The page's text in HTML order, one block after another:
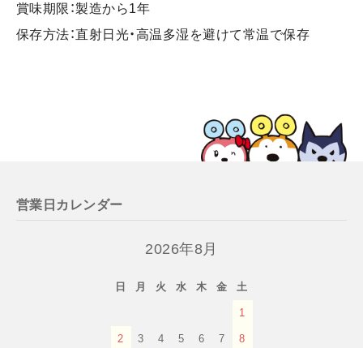
賞味期限：製造から1年
保存方法：直射日光・高温多湿を避けて常温で保存
営業日カレンダー
2026年8月
日 月 火 水 木 金 土
1
2 3 4 5 6 7 8